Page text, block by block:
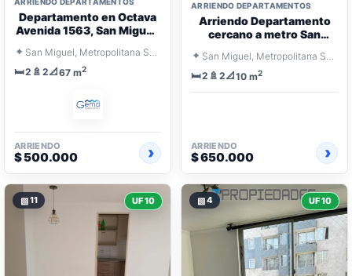
Departamento en Octava
Avenida 1563, San Miguel,
bodega.
⌖
🛏️2 🚿 2📐67 m2
ARRIENDO
$ 500.000
ARRIENDO DEPARTAMENTOS
Arriendo Departamento
cercano a metro San
⌖
🛏️2 🚿 2📐10 m2
ARRIENDO
$ 650.000
▧11 UF 10 ▧4 UF 10